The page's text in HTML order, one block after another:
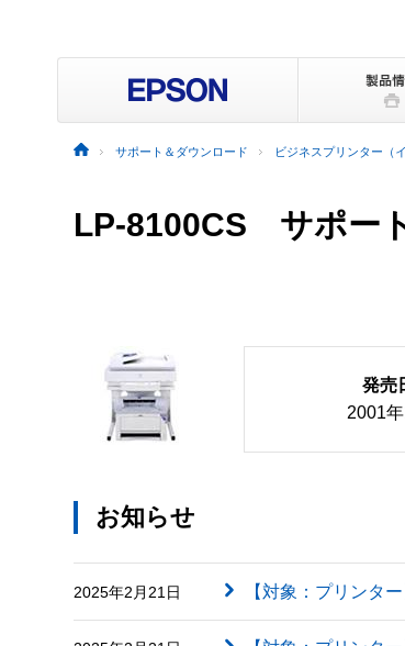
サポート＆ダウンロード ビジネスプリンター（
LP-8100CS サポー
発売
2001年
お知らせ
2025年2月21日 【対象：プリンタ